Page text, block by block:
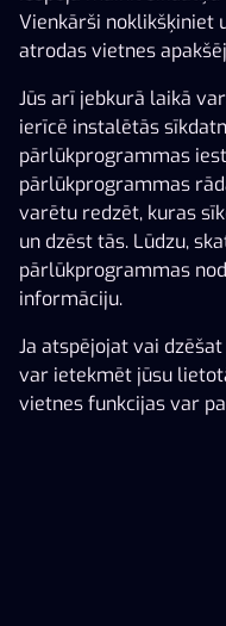
X3000 online kazino
kazino spēles jeb spēļu
of Ra, Gonzo’s Quest
jaunākajām spēlēm
brīvspēlēm jeb
Megaways funkcijām.
Milzu izvēle
Vari izvēlēties no teju
auglīšu spēles,
bezmaksas griezienu
sakot, pie mums ir
Lasīt vairāk
Vienkārši noklikšķiniet
atrodas vietnes
Jūs arī jebkurā laikā
ierīcē instalētās
pārlūkprogrammas
pārlūkprogrammas
varētu redzēt, kuras
un dzēst tās. Lūdzu,
pārlūkprogrammas
informāciju.
Ja atspējojat vai
var ietekmēt jūsu
vietnes funkcijas var